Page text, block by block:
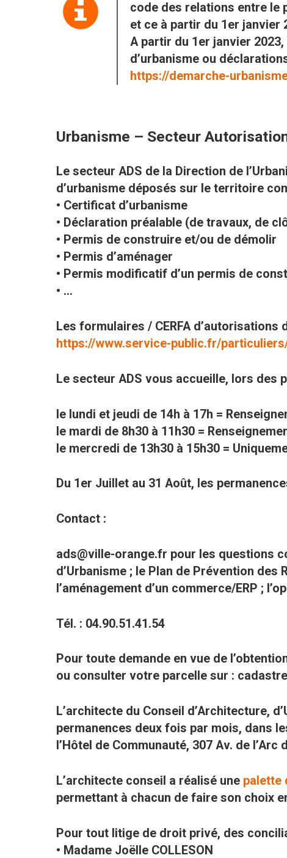
code des relations entre le
et ce à partir du 1er janvier
A partir du 1er janvier
d’urbanisme ou
https://demarche-
Urbanisme – Secteur
Le secteur ADS de la Direction de
d’urbanisme déposés sur le territoire
• Certificat d’urbanisme
• Déclaration préalable (de travaux, de
• Permis de construire et/ou de démolir
• Permis d’aménager
• Permis modificatif d’un permis de
• …
Les formulaires / CERFA
https://www.service-public.fr/
Le secteur ADS vous accueille, lors des
le lundi et jeudi de 14h à 17h =
le mardi de 8h30 à 11h30 =
le mercredi de 13h30 à 15h30 =
Du 1er Juillet au 31 Août, les
Contact :
ads@ville-orange.fr pour les questions
d’Urbanisme ; le Plan de Prévention des
l’aménagement d’un commerce/ERP ;
Tél. : 04.90.51.41.54
Pour toute demande en vue de
ou consulter votre parcelle sur :
L’architecte du Conseil d’Architecture,
permanences deux fois par mois, dans
l’Hôtel de Communauté, 307 Av. de
L’architecte conseil a réalisé une palette
permettant à chacun de faire son choix
Pour tout litige de droit privé, des
• Madame Joëlle COLLESON